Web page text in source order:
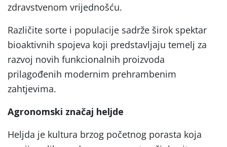
zdravstvenom vrijednošću.
Različite sorte i populacije sadrže širok spektar
bioaktivnih spojeva koji predstavljaju temelj za
razvoj novih funkcionalnih proizvoda
prilagođenih modernim prehrambenim
zahtjevima.
Agronomski značaj heljde
Heljda je kultura brzog početnog porasta koja